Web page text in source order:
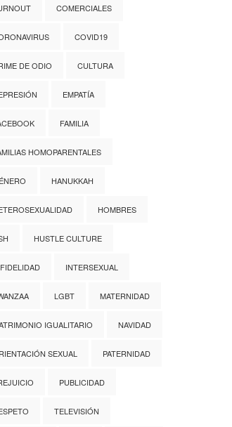
COMERCIALES
COVID19
DE ODIO CULTURA
EMPATÍA
FAMILIA
HOMOPARENTALES
HANUKKAH
HOMBRES
HUSTLE CULTURE
INTERSEXUAL
LGBT MATERNIDAD
IGUALITARIO NAVIDAD
SEXUAL PATERNIDAD
PUBLICIDAD
TELEVISIÓN